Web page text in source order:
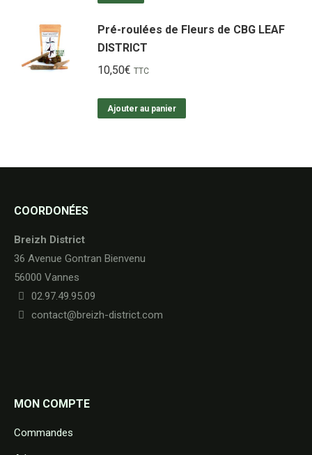
Pré-roulées de Fleurs de CBG LEAF
DISTRICT
10,50€ TTC
Ajouter au panier
COORDONÉES
Breizh District
36 Avenue Gontran Bienvenu
56000 Vannes
02.97.49.95.09
contact@breizh-district.com
MON COMPTE
Commandes